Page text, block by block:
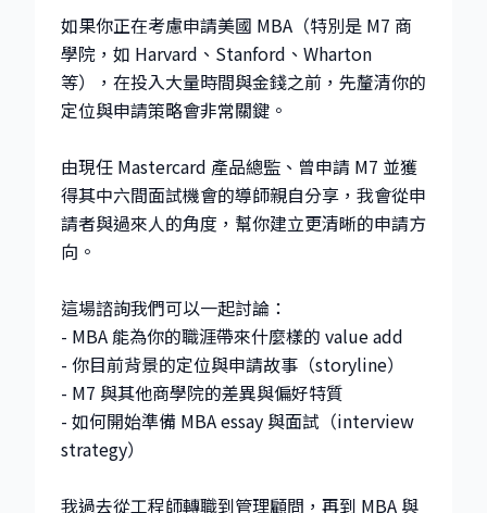
如果你正在考慮申請美國 MBA（特別是 M7 商
學院，如 Harvard、Stanford、Wharton
等），在投入大量時間與金錢之前，先釐清你的
定位與申請策略會非常關鍵。
由現任 Mastercard 產品總監、曾申請 M7 並獲
得其中六間面試機會的導師親自分享，我會從申
請者與過來人的角度，幫你建立更清晰的申請方
向。
這場諮詢我們可以一起討論：
- MBA 能為你的職涯帶來什麼樣的 value add
- 你目前背景的定位與申請故事（storyline）
- M7 與其他商學院的差異與偏好特質
- 如何開始準備 MBA essay 與面試（interview
strategy）
我過去從工程師轉職到管理顧問，再到 MBA 與